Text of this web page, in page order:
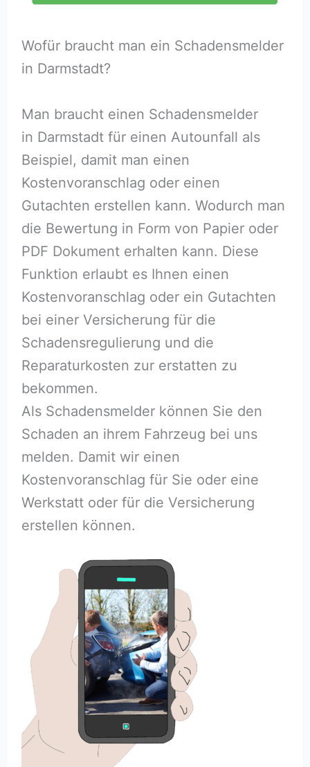
Wofür braucht man ein Schadensmelder
in Darmstadt?
Man braucht einen Schadensmelder
in Darmstadt für einen Autounfall als
Beispiel, damit man einen
Kostenvoranschlag oder einen
Gutachten erstellen kann. Wodurch man
die Bewertung in Form von Papier oder
PDF Dokument erhalten kann. Diese
Funktion erlaubt es Ihnen einen
Kostenvoranschlag oder ein Gutachten
bei einer Versicherung für die
Schadensregulierung und die
Reparaturkosten zur erstatten zu
bekommen.
Als Schadensmelder können Sie den
Schaden an ihrem Fahrzeug bei uns
melden. Damit wir einen
Kostenvoranschlag für Sie oder eine
Werkstatt oder für die Versicherung
erstellen können.